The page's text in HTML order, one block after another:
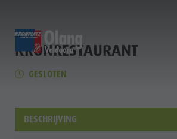
HOME HOME
Aktivitäten
Planen & Buchen
Attività
Pianificare & prenotare
Sports & Activities
Planning & Booking
KRONRESTAURANT
GESLOTEN
BESCHRIJVING